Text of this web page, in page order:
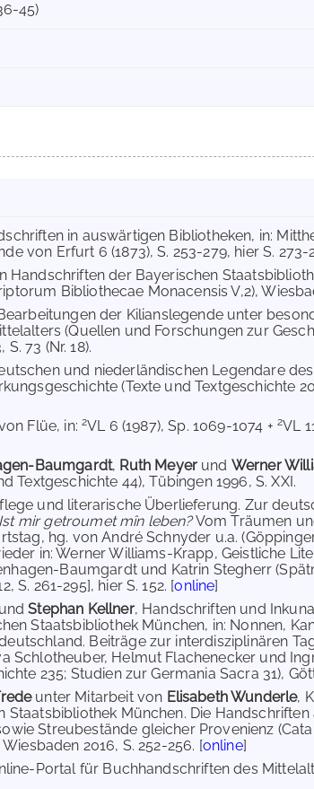
45)
in auswärtigen Bibliotheken, in:
von Erfurt 6 (1873), S. 253-279, hier S. 273-
Handschriften der Bayerischen
Bibliothecae Monacensis V,2),
der Kilianslegende unter
(Quellen und Forschungen zur
73 (Nr. 18).
und niederländischen Legendare
(Texte und Textgeschichte
Flüe, in:2VL 6 (1987), Sp. 1069-1074 + 2VL
Baumgardt, Ruth Meyer und Werner
Textgeschichte 44), Tübingen 1996, S. XXI.
und literarische Überlieferung. Zur
Ist mir getroumet mîn leben?Vom Träumen
hg. von André Schnyder u.a.
in: Werner Williams-Krapp, Geistliche
Baumgardt und Katrin Stegherr
S. 261-295], hier S. 152. [online]
undStephan Kellner, Handschriften und
Staatsbibliothek München, in: Nonnen,
Beiträge zur interdisziplinären
Schlotheuber, Helmut Flachenecker und
235; Studien zur Germania Sacra 31),
unter Mitarbeit von Elisabeth Wunderle,
Staatsbibliothek München. Die
Streubestände gleicher Provenienz
2016, S. 252-256. [online]
Portal für Buchhandschriften des